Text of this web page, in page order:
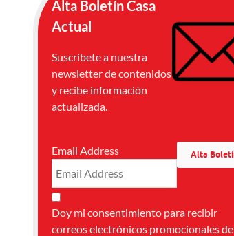
Alta Boletín Casa
Actual
Suscríbete a nuestra
newsletter de contenidos
y recibe información
actualizada.
Email Address
Doy mi consentimiento para recibir
correos electrónicos promocionales de